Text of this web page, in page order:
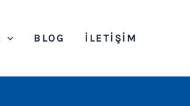
BLOG İLETIŞIM